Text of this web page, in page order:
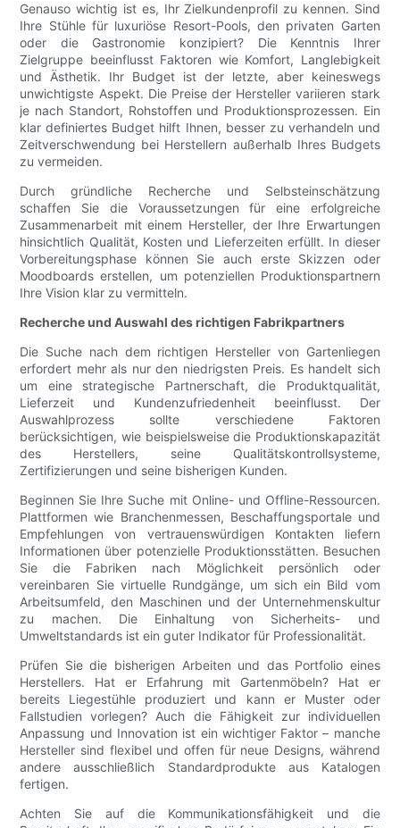
Genauso wichtig ist es, Ihr Zielkundenprofil zu kennen. Sind
Ihre Stühle für luxuriöse Resort-Pools, den privaten Garten
oder die Gastronomie konzipiert? Die Kenntnis Ihrer
Zielgruppe beeinflusst Faktoren wie Komfort, Langlebigkeit
und Ästhetik. Ihr Budget ist der letzte, aber keineswegs
unwichtigste Aspekt. Die Preise der Hersteller variieren stark
je nach Standort, Rohstoffen und Produktionsprozessen. Ein
klar definiertes Budget hilft Ihnen, besser zu verhandeln und
Zeitverschwendung bei Herstellern außerhalb Ihres Budgets
zu vermeiden.
Durch gründliche Recherche und Selbsteinschätzung
schaffen Sie die Voraussetzungen für eine erfolgreiche
Zusammenarbeit mit einem Hersteller, der Ihre Erwartungen
hinsichtlich Qualität, Kosten und Lieferzeiten erfüllt. In dieser
Vorbereitungsphase können Sie auch erste Skizzen oder
Moodboards erstellen, um potenziellen Produktionspartnern
Ihre Vision klar zu vermitteln.
Recherche und Auswahl des richtigen Fabrikpartners
Die Suche nach dem richtigen Hersteller von Gartenliegen
erfordert mehr als nur den niedrigsten Preis. Es handelt sich
um eine strategische Partnerschaft, die Produktqualität,
Lieferzeit und Kundenzufriedenheit beeinflusst. Der
Auswahlprozess sollte verschiedene Faktoren
berücksichtigen, wie beispielsweise die Produktionskapazität
des Herstellers, seine Qualitätskontrollsysteme,
Zertifizierungen und seine bisherigen Kunden.
Beginnen Sie Ihre Suche mit Online- und Offline-Ressourcen.
Plattformen wie Branchenmessen, Beschaffungsportale und
Empfehlungen von vertrauenswürdigen Kontakten liefern
Informationen über potenzielle Produktionsstätten. Besuchen
Sie die Fabriken nach Möglichkeit persönlich oder
vereinbaren Sie virtuelle Rundgänge, um sich ein Bild vom
Arbeitsumfeld, den Maschinen und der Unternehmenskultur
zu machen. Die Einhaltung von Sicherheits- und
Umweltstandards ist ein guter Indikator für Professionalität.
Prüfen Sie die bisherigen Arbeiten und das Portfolio eines
Herstellers. Hat er Erfahrung mit Gartenmöbeln? Hat er
bereits Liegestühle produziert und kann er Muster oder
Fallstudien vorlegen? Auch die Fähigkeit zur individuellen
Anpassung und Innovation ist ein wichtiger Faktor – manche
Hersteller sind flexibel und offen für neue Designs, während
andere ausschließlich Standardprodukte aus Katalogen
fertigen.
Achten Sie auf die Kommunikationsfähigkeit und die